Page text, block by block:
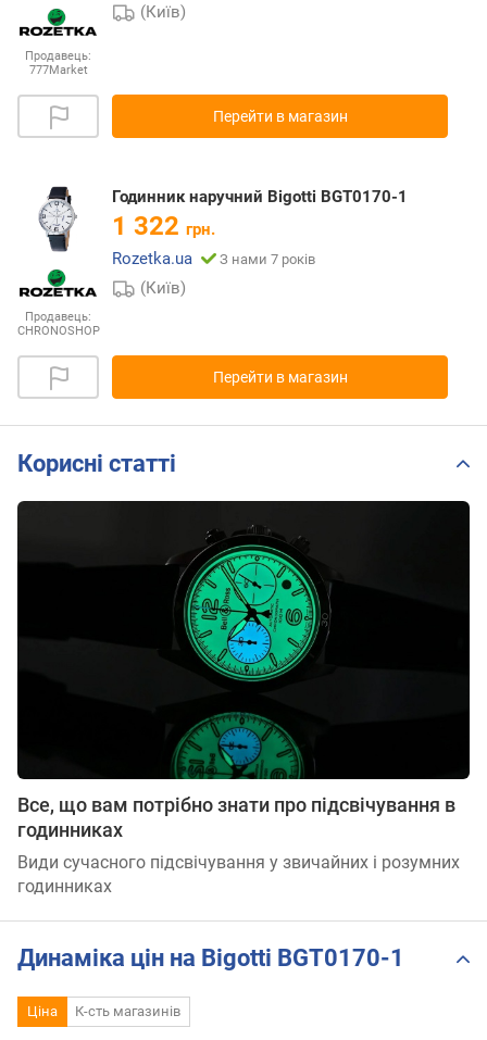
Продавець:
777Market
(Київ)
Перейти в магазин
Продавець:
CHRONOSHOP
Годинник наручний Bigotti BGT0170-1
1 322 грн.
Rozetka.ua
З нами 7 років
(Київ)
Перейти в магазин
Корисні статті
Все, що вам потрібно знати про підсвічування в
годинниках
Види сучасного підсвічування у звичайних і розумних
годинниках
Динаміка цін на Bigotti BGT0170-1
Ціна К-сть магазинів